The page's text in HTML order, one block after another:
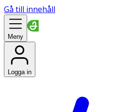
Gå till innehåll
Meny
Logga in